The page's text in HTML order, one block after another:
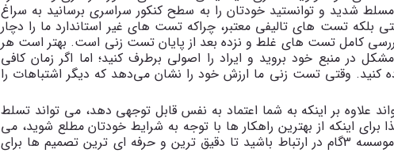
مسلط شدید و توانستید خودتان را به سطح کنکور سراسری برسانید به سراغ
تست های تالیفی معتبر، چراکه تست های غیر استاندارد ما را دچار
کامل تست های غلط و نزده بعد از پایان تست زنی است. بهتر است هر
در منبع خود بروید و ایراد را اصولی برطرف کنید؛ اما اگر زمان کافی
کنید. وقتی تست زنی ما ارزش خود را نشان میدهد که دیگر اشتباهات را
علاوه بر اینکه به شما اعتماد به نفس قابل توجهی دهد، می تواند تسلط
برای اینکه از بهترین راهکار ها با توجه به شرایط خودتان مطلع شوید، می
توانید با کارشناسان و مشاوران تخصصی موسسه 3گام در ارتباط باشید تا دقیق ترین و حرفه ای ترین تصمیم ها برای